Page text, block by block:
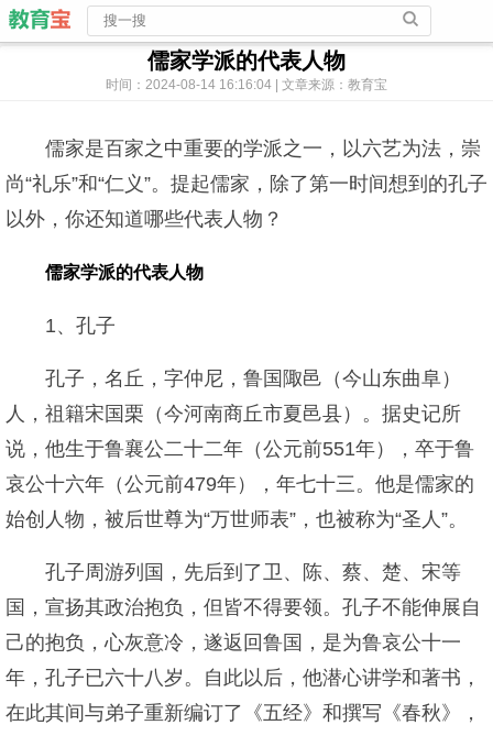
儒家学派的代表人物
时间：2024-08-14 16:16:04 | 文章来源：教育宝
儒家是百家之中重要的学派之一，以六艺为法，崇
尚“礼乐”和“仁义”。提起儒家，除了第一时间想到的孔子
以外，你还知道哪些代表人物？
儒家学派的代表人物
1、孔子
孔子，名丘，字仲尼，鲁国陬邑（今山东曲阜）
人，祖籍宋国栗（今河南商丘市夏邑县）。据史记所
说，他生于鲁襄公二十二年（公元前551年），卒于鲁
哀公十六年（公元前479年），年七十三。他是儒家的
始创人物，被后世尊为“万世师表”，也被称为“圣人”。
孔子周游列国，先后到了卫、陈、蔡、楚、宋等
国，宣扬其政治抱负，但皆不得要领。孔子不能伸展自
己的抱负，心灰意冷，遂返回鲁国，是为鲁哀公十一
年，孔子已六十八岁。自此以后，他潜心讲学和著书，
在此其间与弟子重新编订了《五经》和撰写《春秋》，